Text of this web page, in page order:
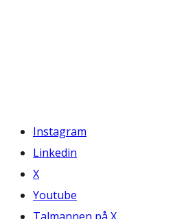
Instagram
Linkedin
X
Youtube